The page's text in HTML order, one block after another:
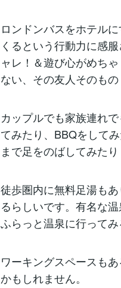
ロンドンバスをホテル
くるという行動力に感
ャレ！＆遊び心がめち
ない、その友人そのも
カップルでも家族連れ
てみたり、BBQをして
まで足をのばしてみた
徒歩圏内に無料足湯も
るらしいです。有名な
ふらっと温泉に行って
ワーキングスペースも
かもしれません。